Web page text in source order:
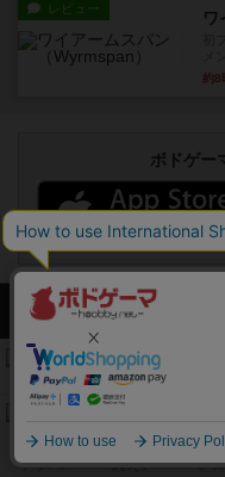
レビュー ワ
約8
ボドゲー
リワイルド：サウス
紹介文なし
紹介文あり 1件の投
ファイアー・ブル